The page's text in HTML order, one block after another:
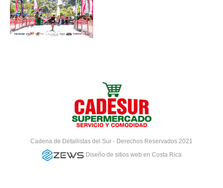
Cadena de Detallistas del Sur - Derechos Reservados 2021
Diseño de sitios web en Costa Rica